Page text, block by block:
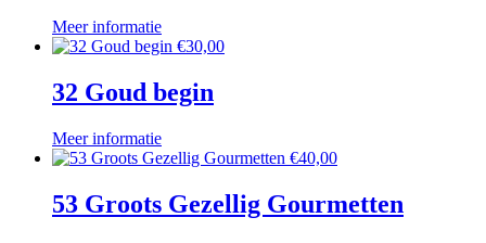
Meer informatie
€30,00
32 Goud begin
Meer informatie
€40,00
53 Groots Gezellig Gourmetten